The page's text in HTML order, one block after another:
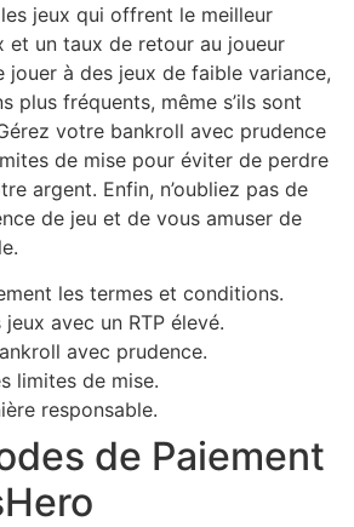
jeux qui offrent le meilleur
un taux de retour au joueur
jouer à des jeux de faible variance,
plus fréquents, même s’ils sont
votre bankroll avec prudence
de mise pour éviter de perdre
argent. Enfin, n’oubliez pas de
de jeu et de vous amuser de
les termes et conditions.
avec un RTP élevé.
avec prudence.
limites de mise.
responsable.
de Paiement